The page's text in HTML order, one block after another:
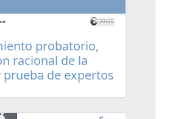
probatorio,
racional de la
prueba de expertos